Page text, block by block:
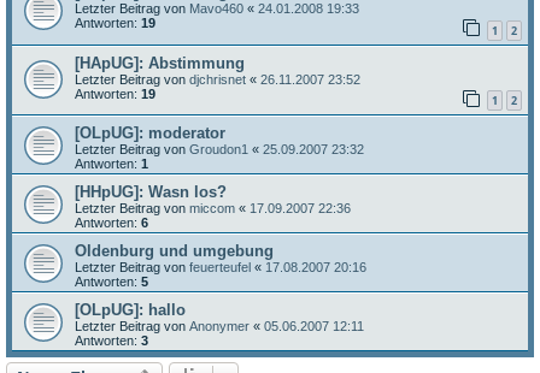
Letzter Beitrag von Mavo460 « 24.01.2008 19:33
Antworten: 19 1 2
[HApUG]: Abstimmung
Letzter Beitrag von djchrisnet « 26.11.2007 23:52
Antworten: 19 1 2
[OLpUG]: moderator
Letzter Beitrag von Groudon1 « 25.09.2007 23:32
Antworten: 1
[HHpUG]: Wasn los?
Letzter Beitrag von miccom « 17.09.2007 22:36
Antworten: 6
Oldenburg und umgebung
Letzter Beitrag von feuerteufel « 17.08.2007 20:16
Antworten: 5
[OLpUG]: hallo
Letzter Beitrag von Anonymer « 05.06.2007 12:11
Antworten: 3